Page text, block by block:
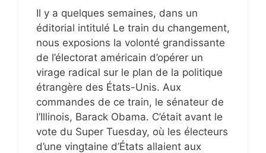
Il y a quelques semaines, dans un
éditorial intitulé Le train du changement,
nous exposions la volonté grandissante
de l’électorat américain d’opérer un
virage radical sur le plan de la politique
étrangère des États-Unis. Aux
commandes de ce train, le sénateur de
l’Illinois, Barack Obama. C’était avant le
vote du Super Tuesday, où les électeurs
d’une vingtaine d’États allaient aux